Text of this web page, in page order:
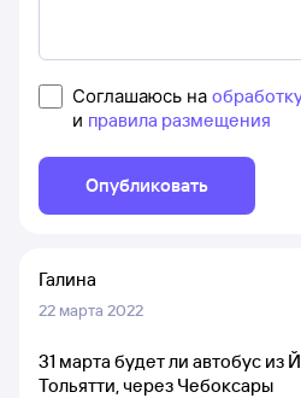
Соглашаюсь на
и правила размещения
Опубликовать
Галина
22 марта 2022
31 марта будет ли автобус
Тольятти, через Чебоксары